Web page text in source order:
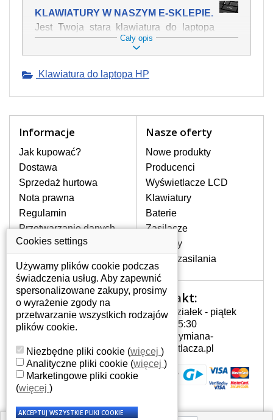
KLAWIATURY W NASZYM E-SKLEPIE.
Jest Twoja stara klawiatura do laptopa
HP Pavilion dv6-2130ee mechanicznie
uszkodzona, polałeś ją płynem, który
swojej pozycji? Kup nową klawiaturę,
Oferujemy oryginalne klawiatury w
stronie internetowej ją znajdziesz za
pomocy wyszukiwarki. Wystarczy znać
model laptopa. Przy każdej klawiaturze
nie może brakować szczególowe zdjęcie
do aktualnego stanu naszego magazynu.
W JAKI SPOSÓB MOŻE SIĘ
PRZEJAWIAĆ USTERKA
Częstymi objawami są pomijanie liter
czy wyświetlanie innych liter oraz
dublowanie tych samych znaków. W
przypadku podlicia klawisze nie
powrócą do pierwotnej pozycji. Albo
też uszkodzenie mechaniczne, np.
JAK TO DZIAŁA?
Klawiatura składa się z kilku
warstw folii, z których przewodzą
przewodzące warstwy.
Cały opis
Klawiatura do laptopa HP
Informacje
Jak kupować?
Dostawa
Sprzedaż hurtowa
Nota prawna
Regulamin
Przetwarzanie danych
osobowych
Gdzie nas znajdziesz
Nasze oferty
Nowe produkty
Producenci
Wyświetlacze LCD
Klawiatury
Baterie
Zasilacze
Zawiasy
Złącza zasilania
Twoje konto
Twoje konto
Dane osobowe
Adresy
Historia zamówień
Kontakt:
Poniedziałek - piątek
7:00 - 15:30
info@wymiana-
wyswietlacza.pl
Cookies settings
Używamy plików cookie podczas
świadczenia usług. Aby zapewnić
spersonalizowane zakupy, prosimy
o wyrażenie zgody na
przetwarzanie wszystkich rodzajów
plików cookie.
Niezbędne pliki cookie (więcej )
Analityczne pliki cookie (więcej )
Marketingowe pliki cookie
(więcej )